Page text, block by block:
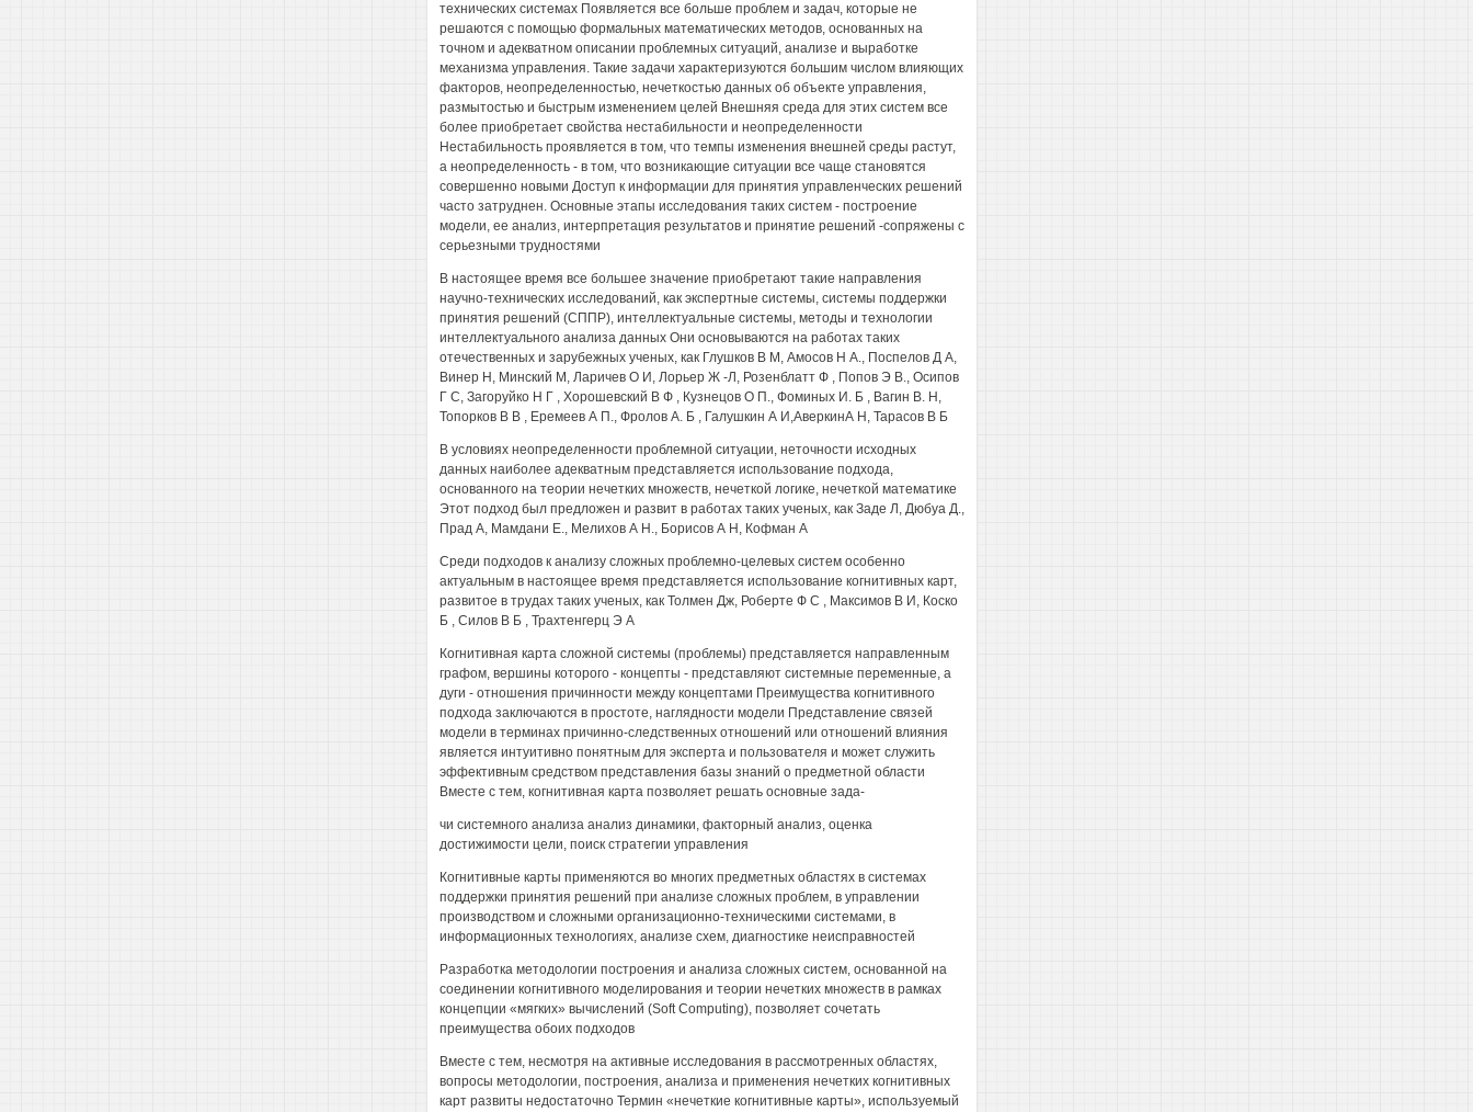
технических системах Появляется все больше проблем и задач, которые не
решаются с помощью формальных математических методов, основанных на
точном и адекватном описании проблемных ситуаций, анализе и выработке
механизма управления. Такие задачи характеризуются большим числом влияющих
факторов, неопределенностью, нечеткостью данных об объекте управления,
размытостью и быстрым изменением целей Внешняя среда для этих систем все
более приобретает свойства нестабильности и неопределенности
Нестабильность проявляется в том, что темпы изменения внешней среды растут,
а неопределенность - в том, что возникающие ситуации все чаще становятся
совершенно новыми Доступ к информации для принятия управленческих решений
часто затруднен. Основные этапы исследования таких систем - построение
модели, ее анализ, интерпретация результатов и принятие решений -сопряжены с
серьезными трудностями
В настоящее время все большее значение приобретают такие направления
научно-технических исследований, как экспертные системы, системы поддержки
принятия решений (СППР), интеллектуальные системы, методы и технологии
интеллектуального анализа данных Они основываются на работах таких
отечественных и зарубежных ученых, как Глушков В М, Амосов Н А., Поспелов Д А,
Винер Н, Минский М, Ларичев О И, Лорьер Ж -Л, Розенблатт Ф , Попов Э В., Осипов
Г С, Загоруйко Н Г , Хорошевский В Ф , Кузнецов О П., Фоминых И. Б , Вагин В. Н,
Топорков В В , Еремеев А П., Фролов А. Б , Галушкин А И,АверкинА Н, Тарасов В Б
В условиях неопределенности проблемной ситуации, неточности исходных
данных наиболее адекватным представляется использование подхода,
основанного на теории нечетких множеств, нечеткой логике, нечеткой математике
Этот подход был предложен и развит в работах таких ученых, как Заде Л, Дюбуа Д.,
Прад А, Мамдани Е., Мелихов А Н., Борисов А Н, Кофман А
Среди подходов к анализу сложных проблемно-целевых систем особенно
актуальным в настоящее время представляется использование когнитивных карт,
развитое в трудах таких ученых, как Толмен Дж, Роберте Ф С , Максимов В И, Коско
Б , Силов В Б , Трахтенгерц Э А
Когнитивная карта сложной системы (проблемы) представляется направленным
графом, вершины которого - концепты - представляют системные переменные, а
дуги - отношения причинности между концептами Преимущества когнитивного
подхода заключаются в простоте, наглядности модели Представление связей
модели в терминах причинно-следственных отношений или отношений влияния
является интуитивно понятным для эксперта и пользователя и может служить
эффективным средством представления базы знаний о предметной области
Вместе с тем, когнитивная карта позволяет решать основные зада-
чи системного анализа анализ динамики, факторный анализ, оценка
достижимости цели, поиск стратегии управления
Когнитивные карты применяются во многих предметных областях в системах
поддержки принятия решений при анализе сложных проблем, в управлении
производством и сложными организационно-техническими системами, в
информационных технологиях, анализе схем, диагностике неисправностей
Разработка методологии построения и анализа сложных систем, основанной на
соединении когнитивного моделирования и теории нечетких множеств в рамках
концепции «мягких» вычислений (Soft Computing), позволяет сочетать
преимущества обоих подходов
Вместе с тем, несмотря на активные исследования в рассмотренных областях,
вопросы методологии, построения, анализа и применения нечетких когнитивных
карт развиты недостаточно Термин «нечеткие когнитивные карты», используемый